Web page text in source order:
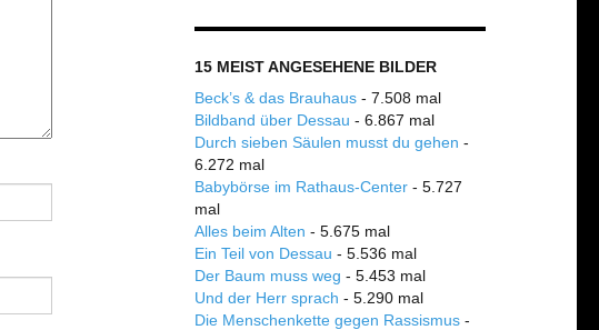
15 MEIST ANGESEHENE BILDER
Beck’s & das Brauhaus- 7.508 mal
Bildband über Dessau - 6.867 mal
Durch sieben Säulen musst du gehen -
6.272 mal
Babybörse im Rathaus-Center- 5.727
mal
Alles beim Alten - 5.675 mal
Ein Teil von Dessau - 5.536 mal
Der Baum muss weg - 5.453 mal
Und der Herr sprach - 5.290 mal
Die Menschenkette gegen Rassismus-